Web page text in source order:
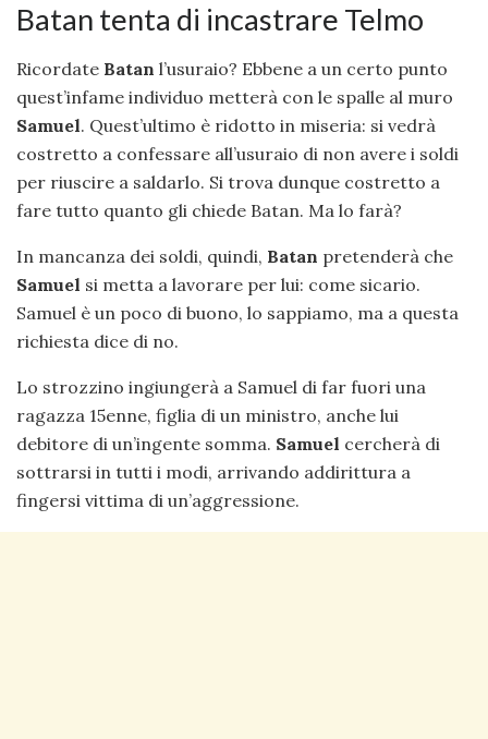
Batan tenta di incastrare Telmo
Ricordate Batan l’usuraio? Ebbene a un certo punto
quest’infame individuo metterà con le spalle al muro
Samuel. Quest’ultimo è ridotto in miseria: si vedrà
costretto a confessare all’usuraio di non avere i soldi
per riuscire a saldarlo. Si trova dunque costretto a
fare tutto quanto gli chiede Batan. Ma lo farà?
In mancanza dei soldi, quindi, Batan pretenderà che
Samuel si metta a lavorare per lui: come sicario.
Samuel è un poco di buono, lo sappiamo, ma a questa
richiesta dice di no.
Lo strozzino ingiungerà a Samuel di far fuori una
ragazza 15enne, figlia di un ministro, anche lui
debitore di un’ingente somma. Samuel cercherà di
sottrarsi in tutti i modi, arrivando addirittura a
fingersi vittima di un’aggressione.